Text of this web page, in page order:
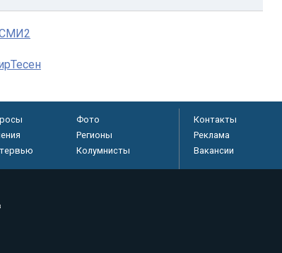
Фото
Регионы
Колумнисты
Контакты
Реклама
Вакансии